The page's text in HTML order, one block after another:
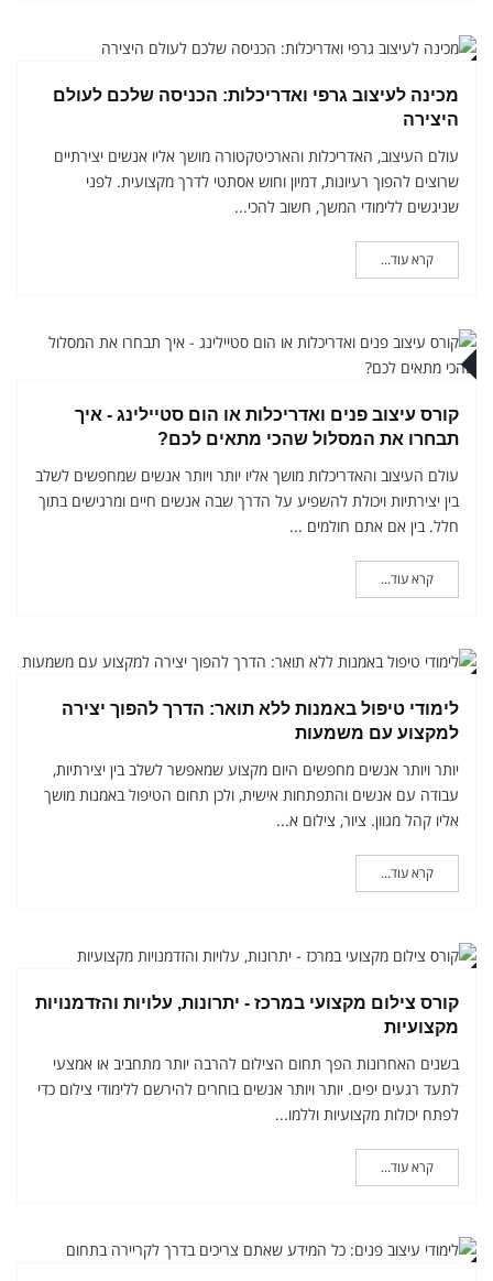
מכינה לעיצוב גרפי ואדריכלות: הכניסה שלכם לעולם
היצירה
עולם העיצוב, האדריכלות והארכיטקטורה מושך אליו אנשים יצירתיים
שרוצים להפוך רעיונות, דמיון וחוש אסתטי לדרך מקצועית. לפני
שניגשים ללימודי המשך, חשוב להכי...
קרא עוד...
קורס עיצוב פנים ואדריכלות או הום סטיילינג - איך
תבחרו את המסלול שהכי מתאים לכם?
עולם העיצוב והאדריכלות מושך אליו יותר ויותר אנשים שמחפשים לשלב
בין יצירתיות ויכולת להשפיע על הדרך שבה אנשים חיים ומרגישים בתוך
חלל. בין אם אתם חולמים ...
קרא עוד...
לימודי טיפול באמנות ללא תואר: הדרך להפוך יצירה
למקצוע עם משמעות
יותר ויותר אנשים מחפשים היום מקצוע שמאפשר לשלב בין יצירתיות,
עבודה עם אנשים והתפתחות אישית, ולכן תחום הטיפול באמנות מושך
אליו קהל מגוון. ציור, צילום א...
קרא עוד...
קורס צילום מקצועי במרכז - יתרונות, עלויות והזדמנויות
מקצועיות
בשנים האחרונות הפך תחום הצילום להרבה יותר מתחביב או אמצעי
לתעד רגעים יפים. יותר ויותר אנשים בוחרים להירשם ללימודי צילום כדי
לפתח יכולות מקצועיות וללמו...
קרא עוד...